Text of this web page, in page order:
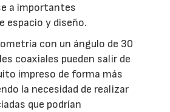
a importantes
espacio y diseño.
con un ángulo de 30
coaxiales pueden salir de
impreso de forma más
la necesidad de realizar
que podrían